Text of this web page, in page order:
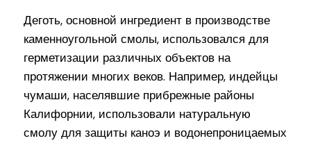
Деготь, основной ингредиент в производстве
каменноугольной смолы, использовался для
герметизации различных объектов на
протяжении многих веков. Например, индейцы
чумаши, населявшие прибрежные районы
Калифорнии, использовали натуральную
смолу для защиты каноэ и водонепроницаемых